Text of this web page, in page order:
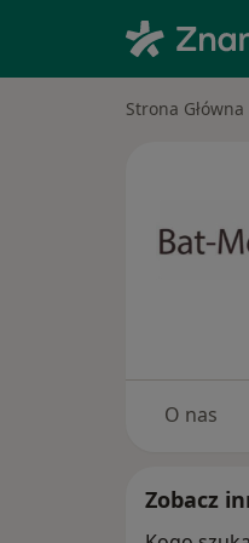
Strona Główna
O nas
Zobacz